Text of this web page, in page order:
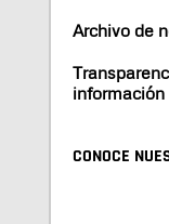
Archivo de
información
CONOCE